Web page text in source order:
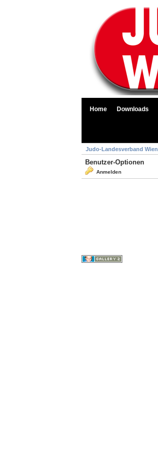
Home Downloads
Judo-Landesverband Wien
Benutzer-Optionen
Anmelden